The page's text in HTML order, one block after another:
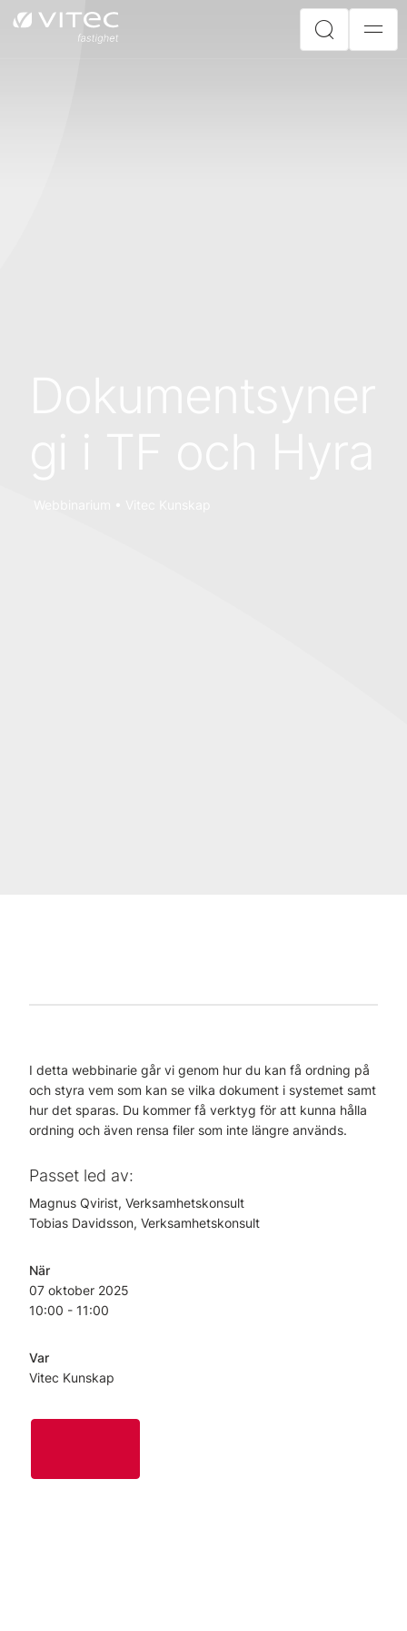
I detta webbinarie går vi genom hur du kan få ordning på
och styra vem som kan se vilka dokument i systemet samt
hur det sparas. Du kommer få verktyg för att kunna hålla
ordning och även rensa filer som inte längre används.
Passet led av:
Magnus Qvirist, Verksamhetskonsult
Tobias Davidsson, Verksamhetskonsult
När
07 oktober 2025
10:00 - 11:00
Var
Vitec Kunskap